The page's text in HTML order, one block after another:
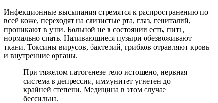
Инфекционные высыпания стремятся к распространению по
всей коже, переходят на слизистые рта, глаз, гениталий,
проникают в уши. Больной не в состоянии есть, пить,
нормально спать. Наливающиеся пузыри обезвоживают
ткани. Токсины вирусов, бактерий, грибков отравляют кровь
и внутренние органы.
При тяжелом патогенезе тело истощено, нервная
система в депрессии, иммунитет угнетен до
крайней степени. Медицина в этом случае
бессильна.